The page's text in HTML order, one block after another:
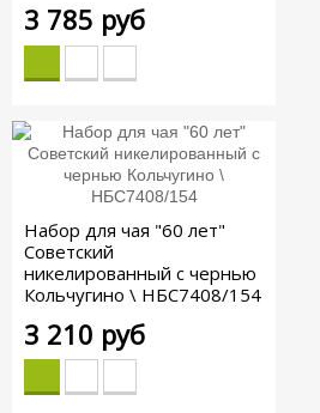
3 785 руб
Набор для чая "60 лет"
Советский
никелированный с чернью
Кольчугино \ НБС7408/154
3 210 руб